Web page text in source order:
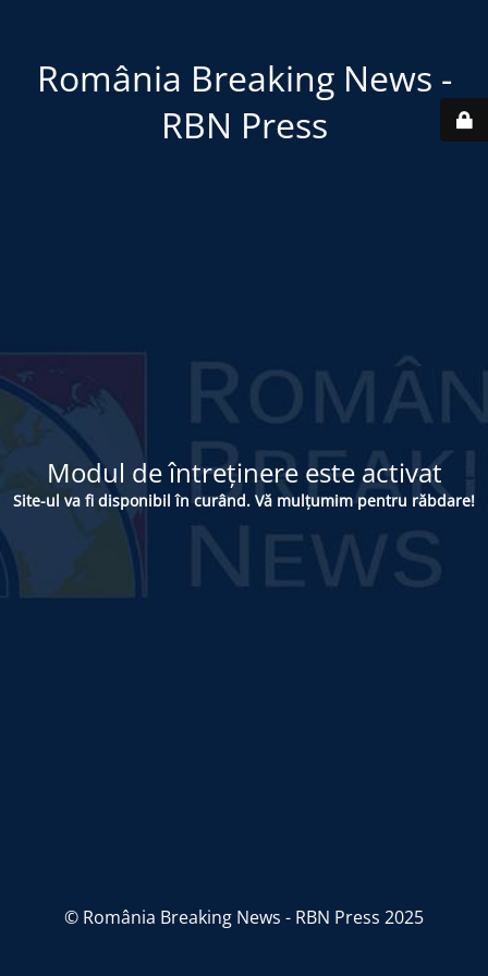
România Breaking News -
RBN Press
Modul de întreținere este activat
Site-ul va fi disponibil în curând. Vă mulțumim pentru răbdare!
© România Breaking News - RBN Press 2025